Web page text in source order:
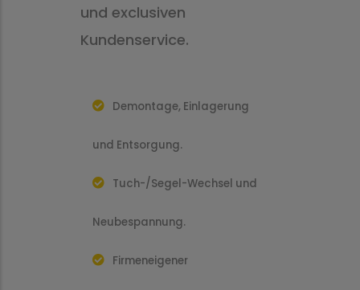
und exclusiven
Kundenservice.
Demontage, Einlagerung
und Entsorgung.
Tuch-/Segel-Wechsel und
Neubespannung.
Firmeneigener